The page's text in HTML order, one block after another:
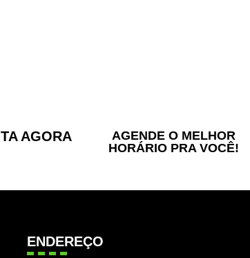
AGORA
AGENDE O MELHOR
HORÁRIO PRA VOCÊ!
ENDEREÇO